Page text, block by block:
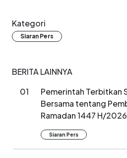
Kategori
Siaran Pers
BERITA LAINNYA
01
Pemerintah Terbitkan
Bersama tentang
Ramadan 1447 H/
Siaran Pers